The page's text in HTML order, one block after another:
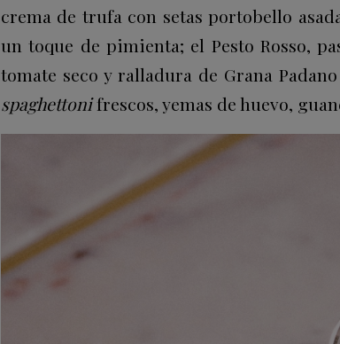
crema de trufa con setas portobello
un toque de pimienta; el Pesto Rosso,
tomate seco y ralladura de Grana
spaghettonifrescos, yemas de huevo,